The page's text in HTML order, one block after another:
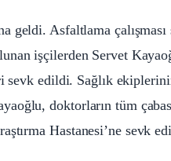
geldi. Asfaltlama çalışması
işçilerden Servet
sevk edildi. Sağlık
doktorların tüm
Hastanesi’ne sevk